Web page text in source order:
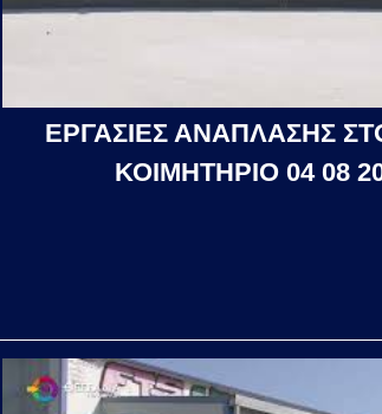
ΕΡΓΑΣΙΕΣ ΑΝΑΠΛΑΣΗΣ
ΚΟΙΜΗΤΗΡΙΟ 04 08